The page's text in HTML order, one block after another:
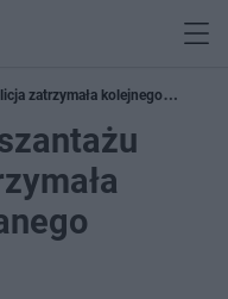
zatrzymała kolejnego